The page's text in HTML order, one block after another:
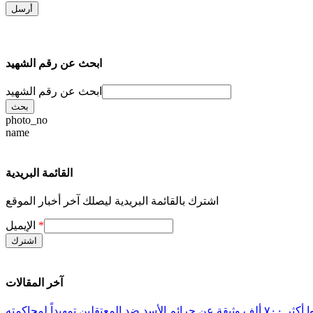
ابحث عن رقم الشهيد
ابحث عن رقم الشهيد
photo_no
name
القائمة البريدية
اشترك بالقائمة البريدية ليصلك آخر أخبار الموقع
*
آخر المقالات
تمهيداً لمحاكمته